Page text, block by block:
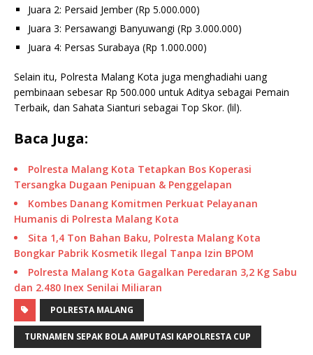
Juara 2: Persaid Jember (Rp 5.000.000)
Juara 3: Persawangi Banyuwangi (Rp 3.000.000)
Juara 4: Persas Surabaya (Rp 1.000.000)
Selain itu, Polresta Malang Kota juga menghadiahi uang
pembinaan sebesar Rp 500.000 untuk Aditya sebagai Pemain
Terbaik, dan Sahata Sianturi sebagai Top Skor. (lil).
Baca Juga:
Polresta Malang Kota Tetapkan Bos Koperasi
Tersangka Dugaan Penipuan & Penggelapan
Kombes Danang Komitmen Perkuat Pelayanan
Humanis di Polresta Malang Kota
Sita 1,4 Ton Bahan Baku, Polresta Malang Kota
Bongkar Pabrik Kosmetik Ilegal Tanpa Izin BPOM
Polresta Malang Kota Gagalkan Peredaran 3,2 Kg Sabu
dan 2.480 Inex Senilai Miliaran
POLRESTA MALANG
TURNAMEN SEPAK BOLA AMPUTASI KAPOLRESTA CUP